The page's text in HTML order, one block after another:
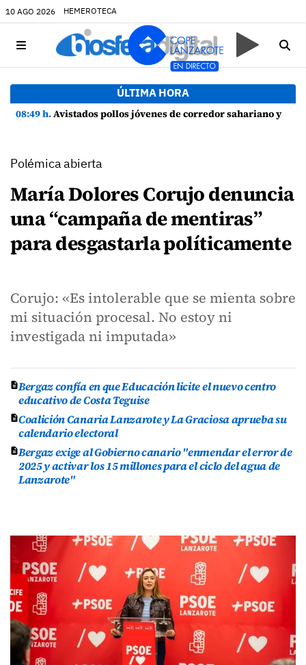
10 AGO 2026 HEMEROTECA
ÚLTIMA HORA
08:49 h.Avistados pollos jóvenes de corredor sahariano y episodios de cortejo de hubara cerca del rally de Lanzarote
Polémica abierta
María Dolores Corujo denuncia
una “campaña de mentiras”
para desgastarla políticamente
Corujo: «Es intolerable que se mienta sobre
mi situación procesal. No estoy ni
investigada ni imputada»
Bergaz confía en que Educación licite el nuevo centro
educativo de Costa Teguise
Coalición Canaria Lanzarote y La Graciosa aprueba su
calendario electoral
Bergaz exige al Gobierno canario "enmendar el error de
2025 y activar los 15 millones para el ciclo del agua de
Lanzarote"